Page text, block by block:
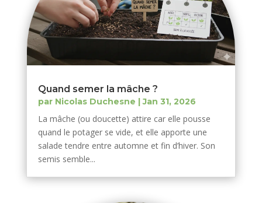
Quand semer la mâche ?
par Nicolas Duchesne |Jan 31, 2026
La mâche (ou doucette) attire car elle pousse
quand le potager se vide, et elle apporte une
salade tendre entre automne et fin d’hiver. Son
semis semble...